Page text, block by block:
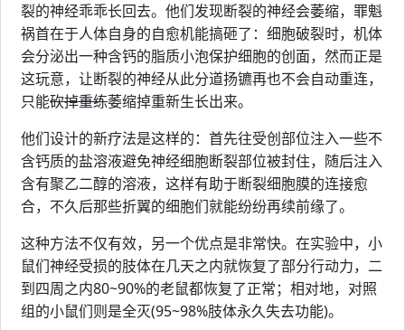
裂的神经乖乖长回去。他们发现断裂的神经会萎缩，罪魁
祸首在于人体自身的自愈机能搞砸了：细胞破裂时，机体
会分泌出一种含钙的脂质小泡保护细胞的创面，然而正是
这玩意，让断裂的神经从此分道扬镳再也不会自动重连，
只能砍掉重练萎缩掉重新生长出来。
他们设计的新疗法是这样的：首先往受创部位注入一些不
含钙质的盐溶液避免神经细胞断裂部位被封住，随后注入
含有聚乙二醇的溶液，这样有助于断裂细胞膜的连接愈
合，不久后那些折翼的细胞们就能纷纷再续前缘了。
这种方法不仅有效，另一个优点是非常快。在实验中，小
鼠们神经受损的肢体在几天之内就恢复了部分行动力，二
到四周之内80~90%的老鼠都恢复了正常；相对地，对照
组的小鼠们则是全灭(95~98%肢体永久失去功能)。